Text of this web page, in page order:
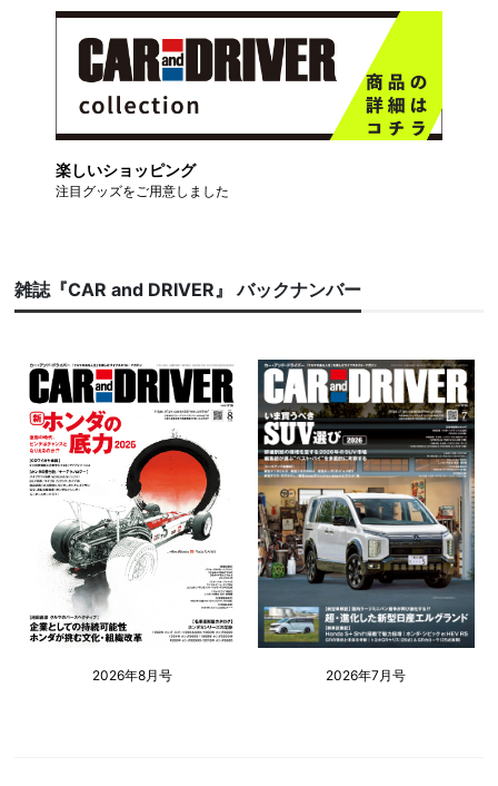
楽しいショッピング
注目グッズをご用意しました
雑誌『CAR and DRIVER』 バックナンバー
2026年8月号 2026年7月号